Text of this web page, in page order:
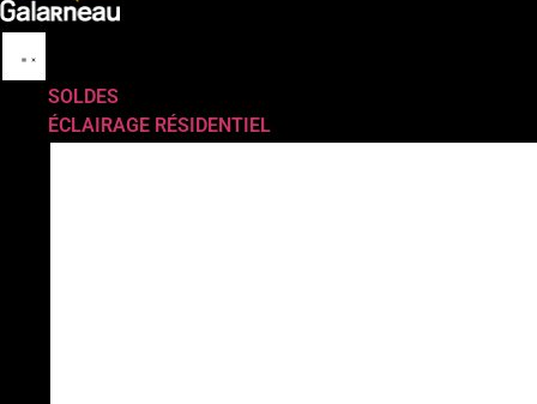
SOLDES
ÉCLAIRAGE RÉSIDENTIEL